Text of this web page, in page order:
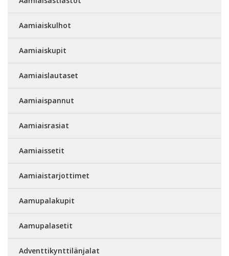
Aamiaiskulhot
Aamiaiskupit
Aamiaislautaset
Aamiaispannut
Aamiaisrasiat
Aamiaissetit
Aamiaistarjottimet
Aamupalakupit
Aamupalasetit
Adventtikynttilänjalat